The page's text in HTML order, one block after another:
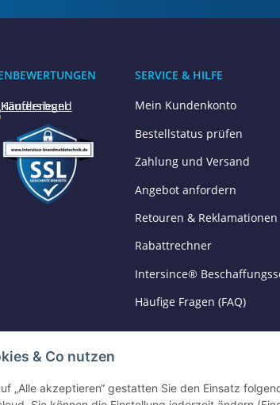
SERVICE & HILFE
Mein Kundenkonto
Bestellstatus prüfen
Zahlung und Versand
Angebot anfordern
Retouren & Reklamationen
Rabattrechner
Intersince®
Häufige Fragen (FAQ)
& Co nutzen
„Alle akzeptieren“ gestatten Sie den Einsatz